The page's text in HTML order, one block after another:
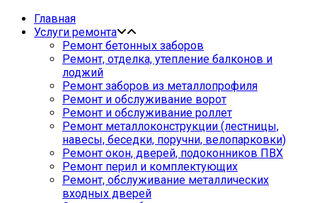
Главная
Услуги ремонта
Ремонт бетонных заборов
Ремонт, отделка, утепление балконов и
лоджий
Ремонт заборов из металлопрофиля
Ремонт и обслуживание ворот
Ремонт и обслуживание роллет
Ремонт металлоконструкции (лестницы,
навесы, беседки, поручни, велопарковки)
Ремонт окон, дверей, подоконников ПВХ
Ремонт перил и комплектующих
Ремонт, обслуживание металлических
входных дверей